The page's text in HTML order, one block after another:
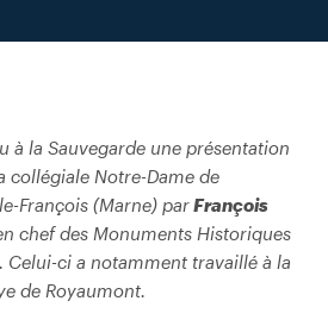
à la Sauvegarde une présentation
collégiale Notre-Dame de
François (Marne) parFrançois
chef des Monuments Historiques
Celui-ci a notamment travaillé à la
de Royaumont.